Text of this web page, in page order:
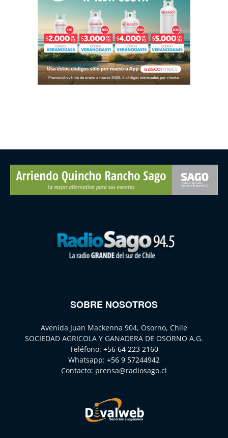
SOBRE NOSOTROS
Avenida Juan Mackenna 904, Osorno, Chile
SOCIEDAD AGRICOLA Y GANADERA DE OSORNO A.G.
Teléfono: +56 64 223 2160
Whatsapp: +56 9 57244942
Contacto: prensa@radiosago.cl